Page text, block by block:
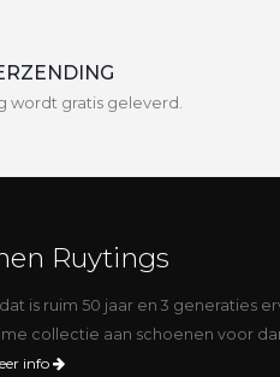
wordt gratis geleverd.
Ruytings
is ruim 50 jaar en 3 generaties
collectie aan schoenen voor
info